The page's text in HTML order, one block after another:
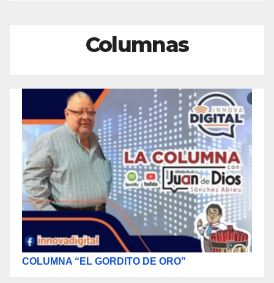
Columnas
COLUMNA “EL GORDITO DE ORO”